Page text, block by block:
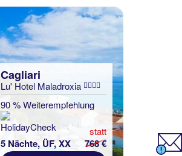
Cagliari
Lu' Hotel Maladroxia
90 % Weiterempfehlung
5 Nächte, ÜF, XX
statt
768 €